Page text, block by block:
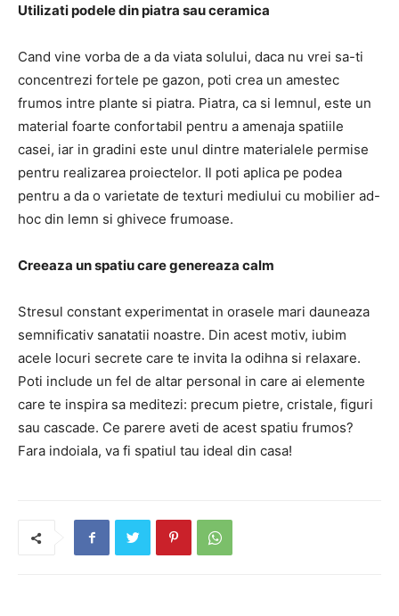
Utilizati podele din piatra sau ceramica
Cand vine vorba de a da viata solului, daca nu vrei sa-ti
concentrezi fortele pe gazon, poti crea un amestec
frumos intre plante si piatra. Piatra, ca si lemnul, este un
material foarte confortabil pentru a amenaja spatiile
casei, iar in gradini este unul dintre materialele permise
pentru realizarea proiectelor. Il poti aplica pe podea
pentru a da o varietate de texturi mediului cu mobilier ad-
hoc din lemn si ghivece frumoase.
Creeaza un spatiu care genereaza calm
Stresul constant experimentat in orasele mari dauneaza
semnificativ sanatatii noastre. Din acest motiv, iubim
acele locuri secrete care te invita la odihna si relaxare.
Poti include un fel de altar personal in care ai elemente
care te inspira sa meditezi: precum pietre, cristale, figuri
sau cascade. Ce parere aveti de acest spatiu frumos?
Fara indoiala, va fi spatiul tau ideal din casa!